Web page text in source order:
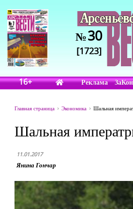
№30
[1723]
16+ Реклама ЗаКон
Главная страница Экономика Шальная
Шальная
11.01.2017
Янина Гончар